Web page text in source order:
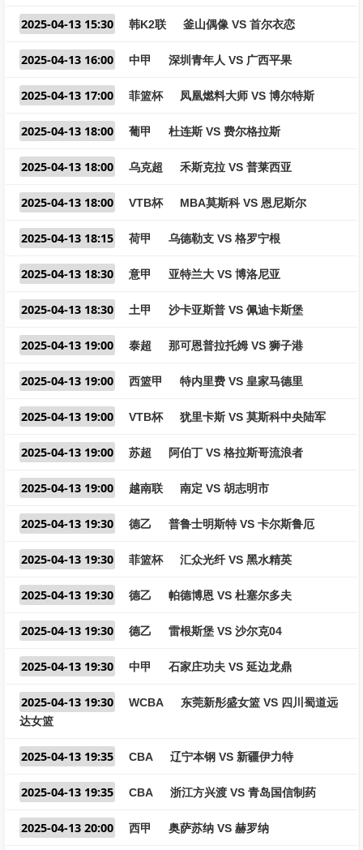
2025-04-13 15:30 韩K2联 釜山偶像 VS 首尔衣恋
2025-04-13 16:00 中甲 深圳青年人 VS 广西平果
2025-04-13 17:00 菲篮杯 凤凰燃料大师 VS 博尔特斯
2025-04-13 18:00 葡甲 杜连斯 VS 费尔格拉斯
2025-04-13 18:00 乌克超 禾斯克拉 VS 普莱西亚
2025-04-13 18:00 VTB杯 MBA莫斯科 VS 恩尼斯尔
2025-04-13 18:15 荷甲 乌德勒支 VS 格罗宁根
2025-04-13 18:30 意甲 亚特兰大 VS 博洛尼亚
2025-04-13 18:30 土甲 沙卡亚斯普 VS 佩迪卡斯堡
2025-04-13 19:00 泰超 那可恩普拉托姆 VS 狮子港
2025-04-13 19:00 西篮甲 特内里费 VS 皇家马德里
2025-04-13 19:00 VTB杯 犹里卡斯 VS 莫斯科中央陆军
2025-04-13 19:00 苏超 阿伯丁 VS 格拉斯哥流浪者
2025-04-13 19:00 越南联 南定 VS 胡志明市
2025-04-13 19:30 德乙 普鲁士明斯特 VS 卡尔斯鲁厄
2025-04-13 19:30 菲篮杯 汇众光纤 VS 黑水精英
2025-04-13 19:30 德乙 帕德博恩 VS 杜塞尔多夫
2025-04-13 19:30 德乙 雷根斯堡 VS 沙尔克04
2025-04-13 19:30 中甲 石家庄功夫 VS 延边龙鼎
2025-04-13 19:30 WCBA
东莞新彤盛女篮 VS 四川蜀道远
达女篮
2025-04-13 19:35 CBA 辽宁本钢 VS 新疆伊力特
2025-04-13 19:35 CBA 浙江方兴渡 VS 青岛国信制药
2025-04-13 20:00 西甲 奥萨苏纳 VS 赫罗纳